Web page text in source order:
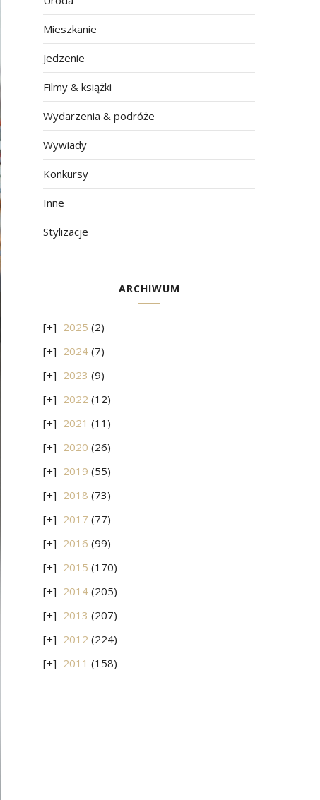
Mieszkanie
Jedzenie
Filmy & książki
Wydarzenia & podróże
Wywiady
Konkursy
Inne
Stylizacje
ARCHIWUM
2025 (2)
2024 (7)
2023 (9)
2022 (12)
2021 (11)
2020 (26)
2019 (55)
2018 (73)
2017 (77)
2016 (99)
2015 (170)
2014 (205)
2013 (207)
2012 (224)
2011 (158)